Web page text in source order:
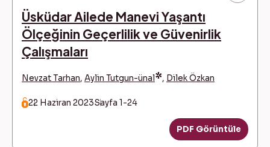
Üsküdar Ailede Manevi Yaşantı
Ölçeğinin Geçerlilik ve Güvenirlik
Çalışmaları
Nevzat Tarhan, Aylin Tutgun-ünal*, Dilek Özkan
22 Haziran 2023Sayfa 1-24
PDF Görüntüle